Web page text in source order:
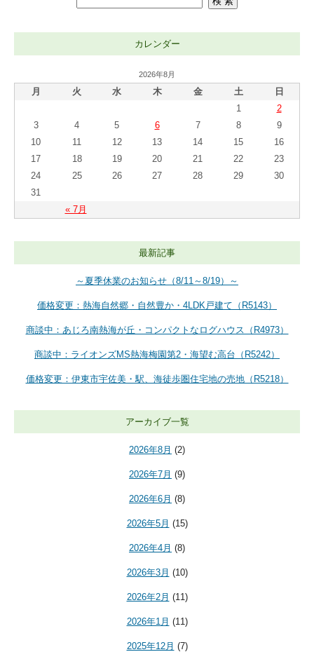
カレンダー
2026年8月
月 火 水 木 金 土 日
« 7月
1
2
3
4 5 6 7 8
9
10
11 12 13 14 15
16
17
18 19 20 21 22
23
24
25 26 27 28 29
30
31
最新記事
～夏季休業のお知らせ（8/11～8/19）～
価格変更：熱海自然郷・自然豊か・4LDK戸建て（R5143）
商談中：あじろ南熱海が丘・コンパクトなログハウス（R4973）
商談中：ライオンズMS熱海梅園第2・海望む高台（R5242）
価格変更：伊東市宇佐美・駅、海徒歩圏住宅地の売地（R5218）
アーカイブ一覧
2026年8月 (2)
2026年7月 (9)
2026年6月 (8)
2026年5月 (15)
2026年4月 (8)
2026年3月 (10)
2026年2月 (11)
2026年1月 (11)
2025年12月 (7)